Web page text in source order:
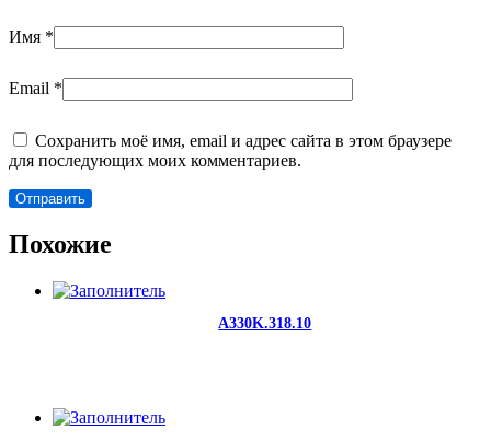
Имя *
Email *
Сохранить моё имя, email и адрес сайта в этом браузере
для последующих моих комментариев.
Похожие
A330K.318.10